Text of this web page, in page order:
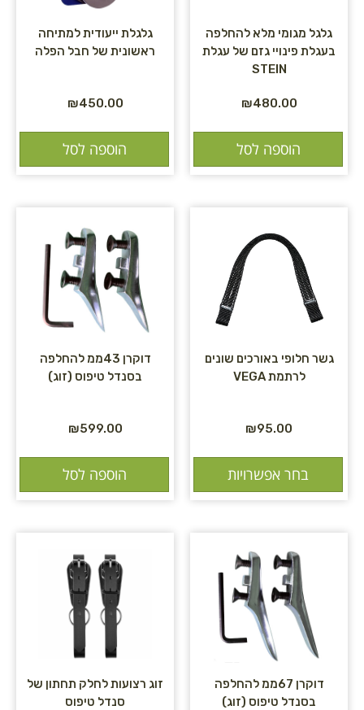
גלגל מגומי מלא להחלפה
בעגלת פינויי גזם של עגלת
STEIN
₪480.00
הוספה לסל
גלגלת ייעודית למתיחה
ראשונית של חבל הפלה
₪450.00
הוספה לסל
גשר חלופי באורכים שונים
לרתמת VEGA
₪95.00
בחר אפשרויות
דוקרן 43ממ להחלפה
בסנדל טיפוס (זוג)
₪599.00
הוספה לסל
דוקרן 67ממ להחלפה
בסנדל טיפוס (זוג)
זוג רצועות לחלק תחתון של
סנדל טיפוס